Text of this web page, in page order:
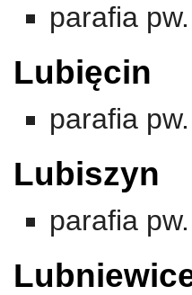
parafia pw.
Lubięcin
parafia pw.
Lubiszyn
parafia pw.